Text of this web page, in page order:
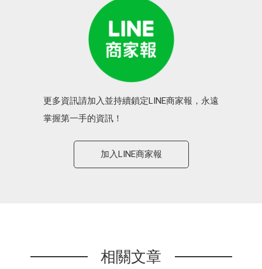
更多資訊請加入並持續鎖定LINE商家報，永遠
掌握第一手的資訊！
加入LINE商家報
相關文章